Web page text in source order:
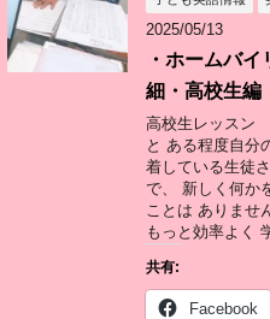
2025/05/13
・ホームバ
細・高校生編
高校生レッスン
と ある程度自分
着している生徒
で、 新しく何か
ことは ありま
もっと効率よく
共有:
Facebook